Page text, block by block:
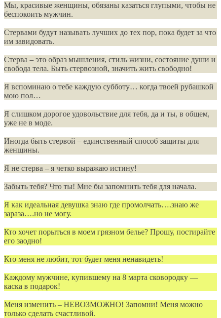
Мы, красивые женщины, обязаны казаться глупыми, чтобы не
беспокоить мужчин.
Стервами будут называть лучших до тех пор, пока будет за что
им завидовать.
Стерва – это образ мышления, стиль жизни, состояние души и
свобода тела. Быть стервозной, значить жить свободно!
Я вспоминаю о тебе каждую субботу… когда твоей рубашкой
мою пол…
Я слишком дорогое удовольствие для тебя, да и ты, в общем,
уже не в моде.
Иногда быть стервой – единственный способ защиты для
женщины.
Я не стерва – я четко выражаю истину!
Забыть тебя? Что ты! Мне бы запомнить тебя для начала.
Я как идеальная девушка знаю где промолчать….знаю же
зараза….но не могу.
Кто хочет порыться в моем грязном белье? Прошу, постирайте
его заодно!
Кто меня не любит, тот будет меня ненавидеть!
Каждому мужчине, купившему на 8 марта сковородку —
каска в подарок!
Меня изменить – НЕВОЗМОЖНО! Запомни! Меня можно
только сделать счастливой.